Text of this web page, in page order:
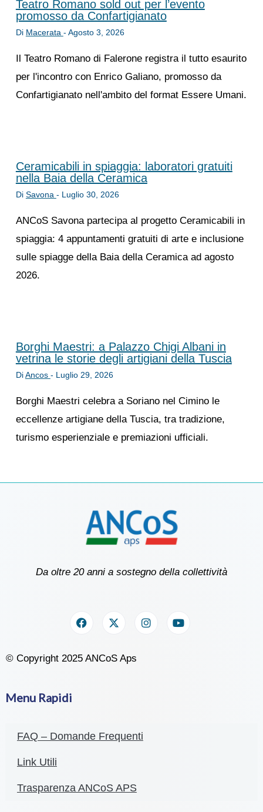
Teatro Romano sold out per l’evento
promosso da Confartigianato
Di Macerata - Agosto 3, 2026
Il Teatro Romano di Falerone registra il tutto esaurito
per l'incontro con Enrico Galiano, promosso da
Confartigianato nell'ambito del format Essere Umani.
Ceramicabili in spiaggia: laboratori gratuiti
nella Baia della Ceramica
Di Savona - Luglio 30, 2026
ANCoS Savona partecipa al progetto Ceramicabili in
spiaggia: 4 appuntamenti gratuiti di arte e inclusione
sulle spiagge della Baia della Ceramica ad agosto
2026.
Borghi Maestri: a Palazzo Chigi Albani in
vetrina le storie degli artigiani della Tuscia
DiAncos - Luglio 29, 2026
Borghi Maestri celebra a Soriano nel Cimino le
eccellenze artigiane della Tuscia, tra tradizione,
turismo esperienziale e premiazioni ufficiali.
Da oltre 20 anni a sostegno della collettività
© Copyright 2025 ANCoS Aps
Menu Rapidi
FAQ – Domande Frequenti
Link Utili
Trasparenza ANCoS APS